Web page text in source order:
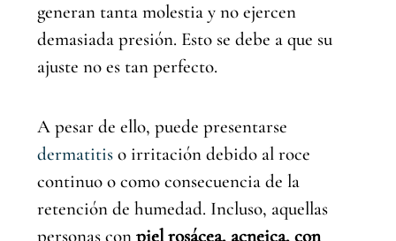
generan tanta molestia y no ejercen
demasiada presión. Esto se debe a que su
ajuste no es tan perfecto.
A pesar de ello, puede presentarse
dermatitis o irritación debido al roce
continuo o como consecuencia de la
retención de humedad. Incluso, aquellas
personas con piel rosácea, acneica, con